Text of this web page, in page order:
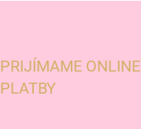
PRIJÍMAME ONLINE
PLATBY